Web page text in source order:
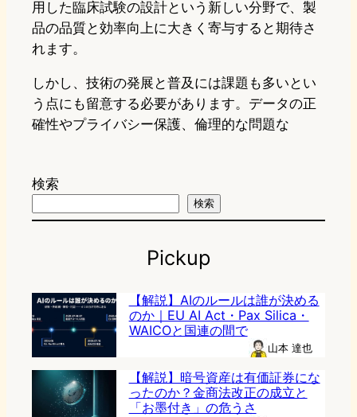
用した臨床試験の設計という新しい分野で、製
品の品質と効率向上に大きく寄与すると期待さ
れます。
しかし、技術の発展と普及には課題も多いとい
う点にも留意する必要があります。データの正
確性やプライバシー保護、倫理的な問題な
検索
検索
Pickup
【解説】AIのルールは誰が決める
のか｜EU AI Act・Pax Silica・
WAICOと国連の間で
山本 達也
【解説】暗号資産は有価証券にな
ったのか？金商法改正の成立と
「お墨付き」の危うさ